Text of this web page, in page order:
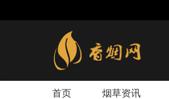
首页 烟草资讯